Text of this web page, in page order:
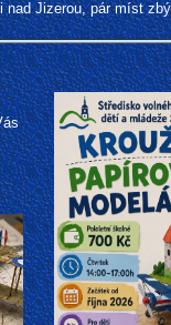
nad Jizerou, pár míst